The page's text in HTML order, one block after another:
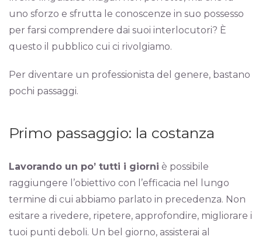
uno sforzo e sfrutta le conoscenze in suo possesso
per farsi comprendere dai suoi interlocutori? È
questo il pubblico cui ci rivolgiamo.
Per diventare un professionista del genere, bastano
pochi passaggi.
Primo passaggio: la costanza
Lavorando un po’ tutti i giorni è possibile
raggiungere l’obiettivo con l’efficacia nel lungo
termine di cui abbiamo parlato in precedenza. Non
esitare a rivedere, ripetere, approfondire, migliorare i
tuoi punti deboli. Un bel giorno, assisterai al